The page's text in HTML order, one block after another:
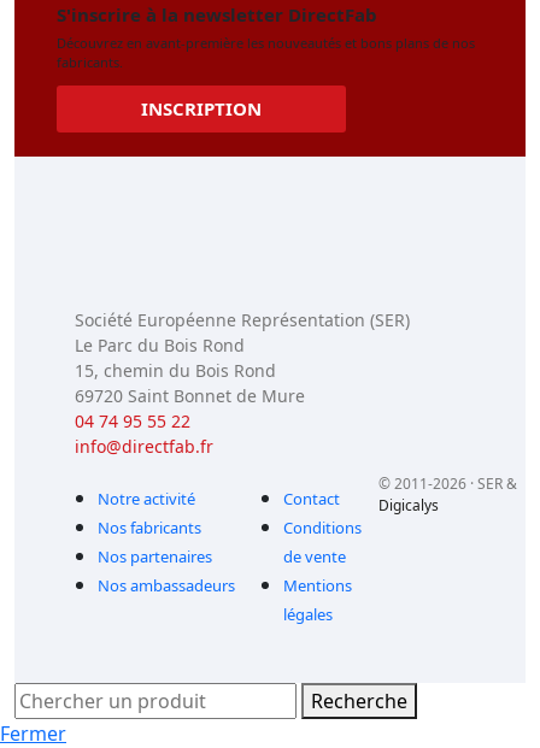
S'inscrire à la newsletter DirectFab
Découvrez en avant-première les nouveautés et bons plans de nos
fabricants.
INSCRIPTION
Société Européenne Représentation (SER)
Le Parc du Bois Rond
15, chemin du Bois Rond
69720 Saint Bonnet de Mure
04 74 95 55 22
info@directfab.fr
Notre activité
Nos fabricants
Nos partenaires
Nos ambassadeurs
Contact
Conditions
de vente
Mentions
légales
© 2011-2026 · SER &
Digicalys
Recherche
Fermer